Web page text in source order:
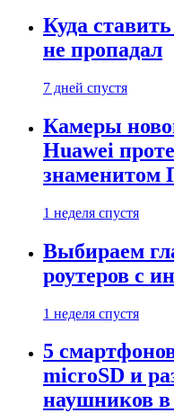
Куда
не пропадал
7 дней спустя
Камеры
Huawei
знаменитом
1 неделя спустя
Выбираем
роутеров с
1 неделя спустя
5
microSD и
наушников в